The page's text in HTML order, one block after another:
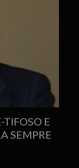
TIFOSO E
SEMPRE